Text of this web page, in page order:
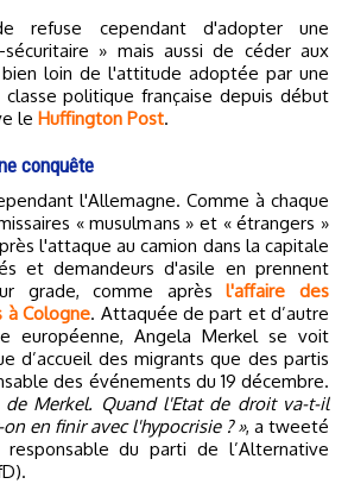
refuse cependant d'adopter une
» mais aussi de céder aux
bien loin de l'attitude adoptée par une
politique française depuis début
le Huffington Post.
conquête
« musulmans » et « étrangers »
l'attaque au camion dans la capitale
et demandeurs d'asile en prennent
grade, comme aprèsl'affaire des
à Cologne. Attaquée de part et d’autre
européenne, Angela Merkel se voit
d’accueil des migrants que des partis
des événements du 19 décembre.
de Merkel. Quand l'Etat de droit va-t-il
en finir avec l'hypocrisie ? », a tweeté
responsable du parti de l’Alternative